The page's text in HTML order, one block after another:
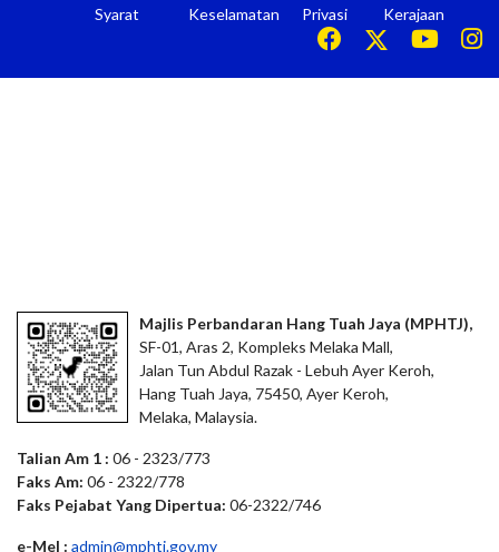
Syarat
Keselamatan
Privasi
Kerajaan
Majlis Perbandaran Hang Tuah Jaya (MPHTJ),
SF-01, Aras 2, Kompleks Melaka Mall,
Jalan Tun Abdul Razak - Lebuh Ayer Keroh,
Hang Tuah Jaya, 75450, Ayer Keroh,
Melaka, Malaysia.
Talian Am 1 : 06 - 2323/773
Faks Am: 06 - 2322/778
Faks Pejabat Yang Dipertua: 06-2322/746
e-Mel : admin@mphtj.gov.my